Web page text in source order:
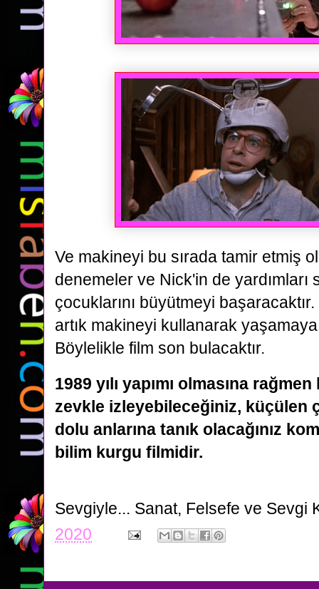
Ve makineyi bu sırada tamir etmiş
denemeler ve Nick'in de yardımları
çocuklarını büyütmeyi
artık makineyi kullanarak
Böylelikle film son bulacaktır.
1989 yılı yapımı olmasına
zevkle izleyebileceğiniz, küçülen
dolu anlarına tanık olacağınız
bilim kurgu filmidir.
Sevgiyle... Sanat, Felsefe ve Sevgi
2020